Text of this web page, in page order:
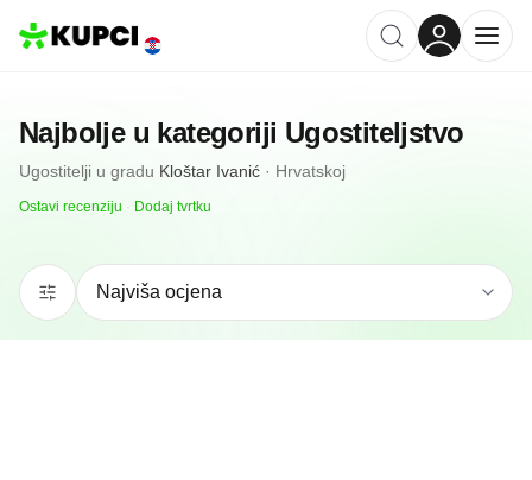
Najbolje u kategoriji Ugostiteljstvo
Ugostitelji u gradu Kloštar Ivanić · Hrvatskoj
Ostavi recenziju · Dodaj tvrtku